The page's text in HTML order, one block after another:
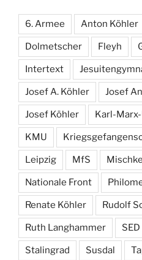
6. Armee Anton Köhler
Dolmetscher Fleyh
Intertext
Josef A. Köhler Josef
Josef Köhler Karl-
KMU
Leipzig MfS
Nationale Front
Renate Köhler Rudolf
Ruth Langhammer SED
Stalingrad Susdal